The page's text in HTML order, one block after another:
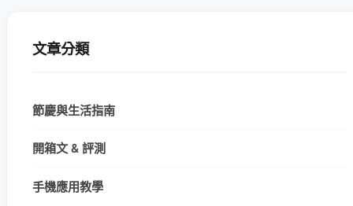
文章分類
節慶與生活指南
開箱文 & 評測
手機應用教學